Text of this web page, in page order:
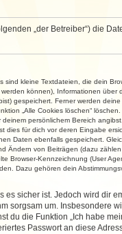
„der Betreiber“) die
kleine Textdateien, die dein
können), Informationen
gespeichert. Ferner werden
„Alle Cookies löschen“ löschen.
persönlichem Bereich
dies für dich vor deren Eingabe
Daten ebenfalls gespeichert.
von Beiträgen (dazu
Browser-Kennzeichnung (User
Dazu gehören dein
sicher ist. Jedoch wird dir
sorgsam um. Insbesondere
du die Funktion „Ich habe
Passwort an diese